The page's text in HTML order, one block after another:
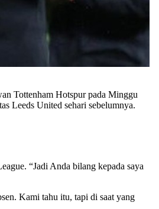
Tottenham Hotspur pada Minggu
Leeds United sehari sebelumnya.
“Jadi Anda bilang kepada saya
Kami tahu itu, tapi di saat yang